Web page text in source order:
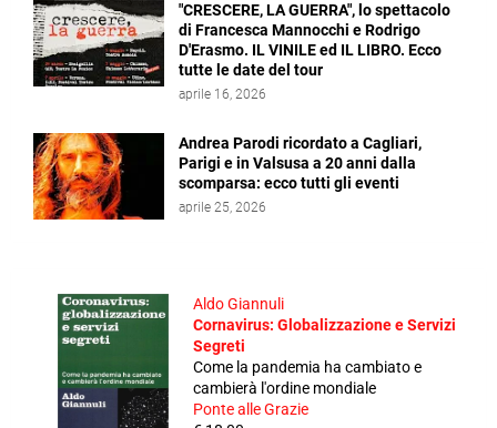
"CRESCERE, LA GUERRA", lo spettacolo
di Francesca Mannocchi e Rodrigo
D'Erasmo. IL VINILE ed IL LIBRO. Ecco
tutte le date del tour
aprile 16, 2026
Andrea Parodi ricordato a Cagliari,
Parigi e in Valsusa a 20 anni dalla
scomparsa: ecco tutti gli eventi
aprile 25, 2026
Aldo Giannuli
Cornavirus: Globalizzazione e Servizi
Segreti
Come la pandemia ha cambiato e
cambierà l'ordine mondiale
Ponte alle Grazie